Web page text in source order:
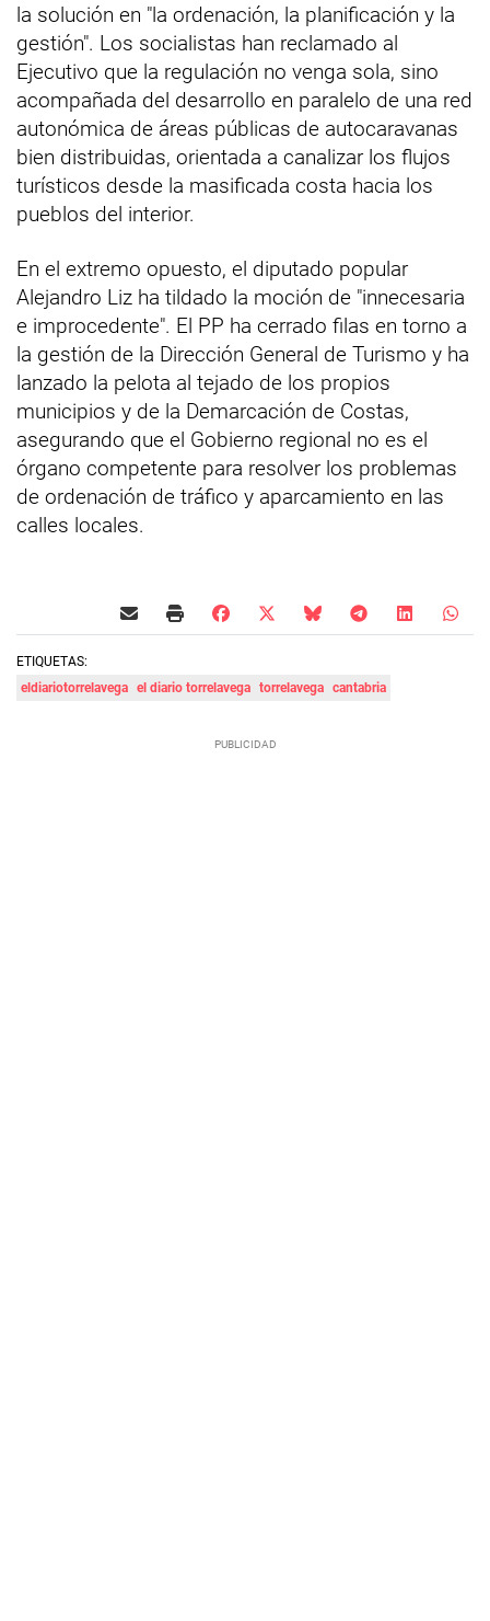
la solución en "la ordenación, la planificación y la
gestión". Los socialistas han reclamado al
Ejecutivo que la regulación no venga sola, sino
acompañada del desarrollo en paralelo de una red
autonómica de áreas públicas de autocaravanas
bien distribuidas, orientada a canalizar los flujos
turísticos desde la masificada costa hacia los
pueblos del interior.
En el extremo opuesto, el diputado popular
Alejandro Liz ha tildado la moción de "innecesaria
e improcedente". El PP ha cerrado filas en torno a
la gestión de la Dirección General de Turismo y ha
lanzado la pelota al tejado de los propios
municipios y de la Demarcación de Costas,
asegurando que el Gobierno regional no es el
órgano competente para resolver los problemas
de ordenación de tráfico y aparcamiento en las
calles locales.
ETIQUETAS:
eldiariotorrelavega el diario torrelavega torrelavega cantabria